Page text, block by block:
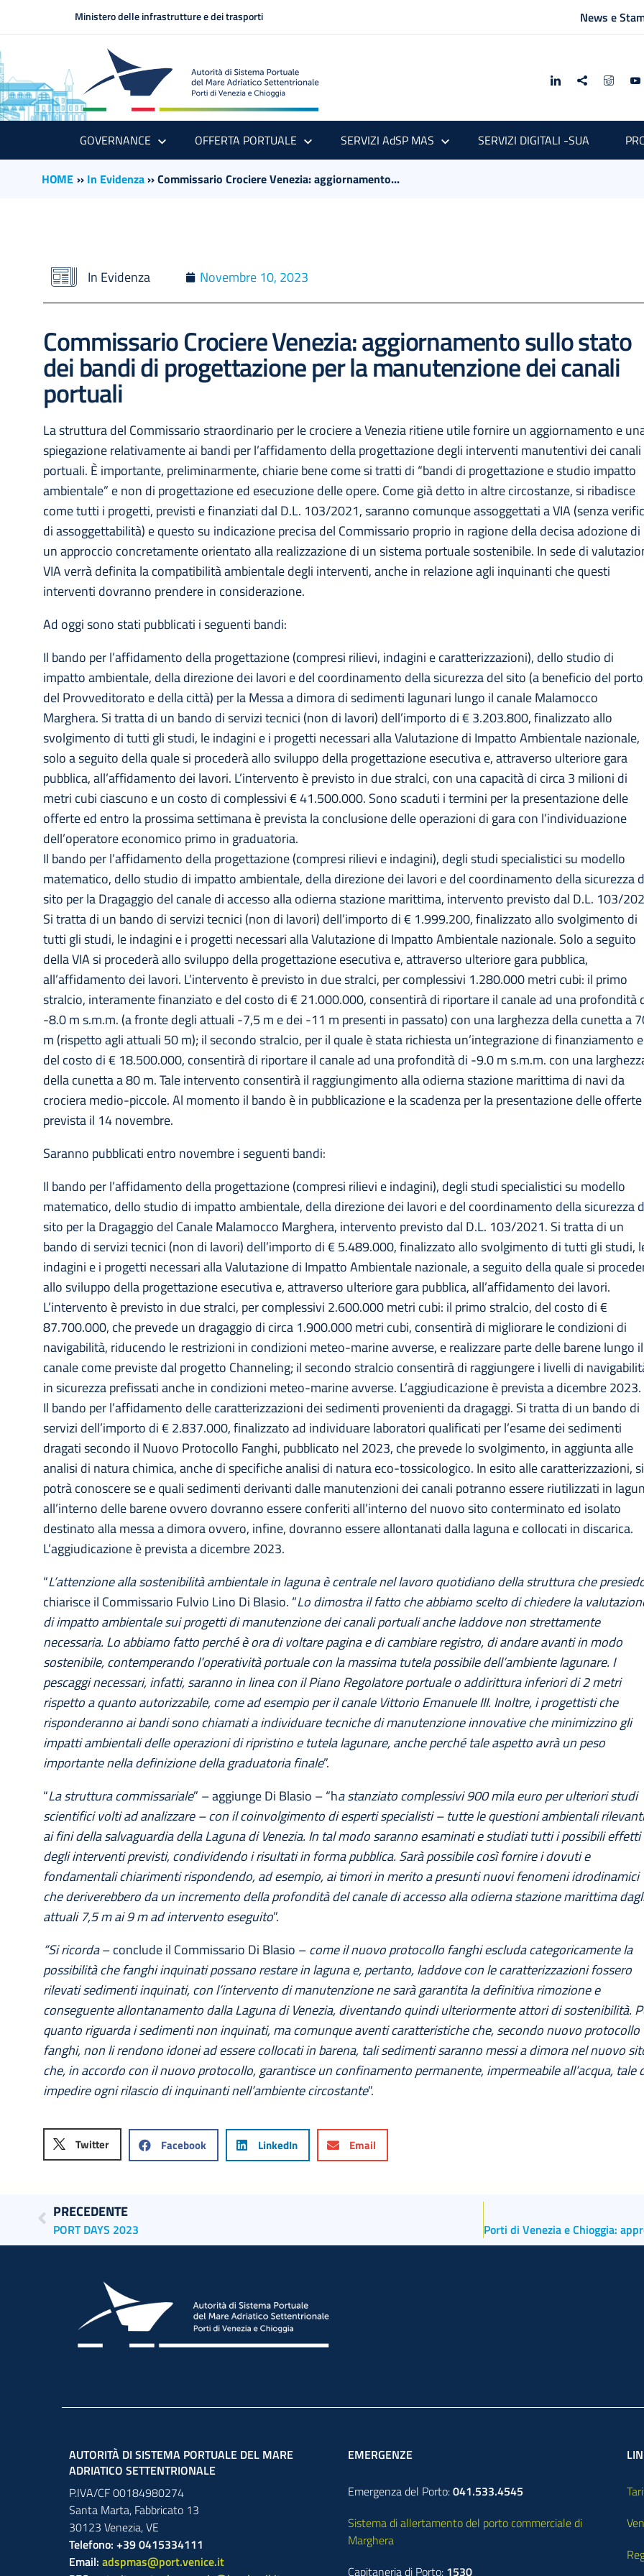
Ministero delle infrastrutture e dei trasporti News e
GOVERNANCE OFFERTA PORTUALE SERVIZI AdSP MAS SERVIZI DIGITALI -SUA
HOME ›› In Evidenza››Commissario Crociere Venezia: aggiornamento...
In Evidenza Novembre 10, 2023
Commissario Crociere Venezia: aggiornamento sullo stato
dei bandi di progettazione per la manutenzione dei canali
portuali
La struttura del Commissario straordinario per le crociere a Venezia ritiene utile fornire un aggiornamento e
spiegazione relativamente ai bandi per l’affidamento della progettazione degli interventi manutentivi dei canali
portuali. È importante, preliminarmente, chiarie bene come si tratti di “bandi di progettazione e studio impatto
ambientale” e non di progettazione ed esecuzione delle opere. Come già detto in altre circostanze, si ribadisce
come tutti i progetti, previsti e finanziati dal D.L. 103/2021, saranno comunque assoggettati a VIA (senza
di assoggettabilità) e questo su indicazione precisa del Commissario proprio in ragione della decisa adozione di
un approccio concretamente orientato alla realizzazione di un sistema portuale sostenibile. In sede di
VIA verrà definita la compatibilità ambientale degli interventi, anche in relazione agli inquinanti che questi
interventi dovranno prendere in considerazione.
Ad oggi sono stati pubblicati i seguenti bandi:
Il bando per l’affidamento della progettazione (compresi rilievi, indagini e caratterizzazioni), dello studio di
impatto ambientale, della direzione dei lavori e del coordinamento della sicurezza del sito (a beneficio del
del Provveditorato e della città) per la Messa a dimora di sedimenti lagunari lungo il canale Malamocco
Marghera. Si tratta di un bando di servizi tecnici (non di lavori) dell’importo di € 3.203.800, finalizzato allo
svolgimento di tutti gli studi, le indagini e i progetti necessari alla Valutazione di Impatto Ambientale nazionale,
solo a seguito della quale si procederà allo sviluppo della progettazione esecutiva e, attraverso ulteriore gara
pubblica, all’affidamento dei lavori. L’intervento è previsto in due stralci, con una capacità di circa 3 milioni di
metri cubi ciascuno e un costo di complessivi € 41.500.000. Sono scaduti i termini per la presentazione delle
offerte ed entro la prossima settimana è prevista la conclusione delle operazioni di gara con l’individuazione
dell’operatore economico primo in graduatoria.
Il bando per l’affidamento della progettazione (compresi rilievi e indagini), degli studi specialistici su modello
matematico, dello studio di impatto ambientale, della direzione dei lavori e del coordinamento della sicurezza
sito per la Dragaggio del canale di accesso alla odierna stazione marittima, intervento previsto dal D.L. 103/
Si tratta di un bando di servizi tecnici (non di lavori) dell’importo di € 1.999.200, finalizzato allo svolgimento di
tutti gli studi, le indagini e i progetti necessari alla Valutazione di Impatto Ambientale nazionale. Solo a seguito
della VIA si procederà allo sviluppo della progettazione esecutiva e, attraverso ulteriore gara pubblica,
all’affidamento dei lavori. L’intervento è previsto in due stralci, per complessivi 1.280.000 metri cubi: il primo
stralcio, interamente finanziato e del costo di € 21.000.000, consentirà di riportare il canale ad una profondità
-8.0 m s.m.m. (a fronte degli attuali -7,5 m e dei -11 m presenti in passato) con una larghezza della cunetta a
m (rispetto agli attuali 50 m); il secondo stralcio, per il quale è stata richiesta un’integrazione di finanziamento e
del costo di € 18.500.000, consentirà di riportare il canale ad una profondità di -9.0 m s.m.m. con una
della cunetta a 80 m. Tale intervento consentirà il raggiungimento alla odierna stazione marittima di navi da
crociera medio-piccole. Al momento il bando è in pubblicazione e la scadenza per la presentazione delle
prevista il 14 novembre.
Saranno pubblicati entro novembre i seguenti bandi:
Il bando per l’affidamento della progettazione (compresi rilievi e indagini), degli studi specialistici su modello
matematico, dello studio di impatto ambientale, della direzione dei lavori e del coordinamento della sicurezza
sito per la Dragaggio del Canale Malamocco Marghera, intervento previsto dal D.L. 103/2021. Si tratta di un
bando di servizi tecnici (non di lavori) dell’importo di € 5.489.000, finalizzato allo svolgimento di tutti gli studi,
indagini e i progetti necessari alla Valutazione di Impatto Ambientale nazionale, a seguito della quale si
allo sviluppo della progettazione esecutiva e, attraverso ulteriore gara pubblica, all’affidamento dei lavori.
L’intervento è previsto in due stralci, per complessivi 2.600.000 metri cubi: il primo stralcio, del costo di €
87.700.000, che prevede un dragaggio di circa 1.900.000 metri cubi, consentirà di migliorare le condizioni di
navigabilità, riducendo le restrizioni in condizioni meteo-marine avverse, e realizzare parte delle barene lungo il
canale come previste dal progetto Channeling; il secondo stralcio consentirà di raggiungere i livelli di
in sicurezza prefissati anche in condizioni meteo-marine avverse. L’aggiudicazione è prevista a dicembre 2023.
Il bando per l’affidamento delle caratterizzazioni dei sedimenti provenienti da dragaggi. Si tratta di un bando di
servizi dell’importo di € 2.837.000, finalizzato ad individuare laboratori qualificati per l’esame dei sedimenti
dragati secondo il Nuovo Protocollo Fanghi, pubblicato nel 2023, che prevede lo svolgimento, in aggiunta alle
analisi di natura chimica, anche di specifiche analisi di natura eco-tossicologico. In esito alle caratterizzazioni, si
potrà conoscere se e quali sedimenti derivanti dalle manutenzioni dei canali potranno essere riutilizzati in
all’interno delle barene ovvero dovranno essere conferiti all’interno del nuovo sito conterminato ed isolato
destinato alla messa a dimora ovvero, infine, dovranno essere allontanati dalla laguna e collocati in discarica.
L’aggiudicazione è prevista a dicembre 2023.
“L’attenzione alla sostenibilità ambientale in laguna è centrale nel lavoro quotidiano della struttura che
chiarisce il Commissario Fulvio Lino Di Blasio. “Lo dimostra il fatto che abbiamo scelto di chiedere la
di impatto ambientale sui progetti di manutenzione dei canali portuali anche laddove non strettamente
necessaria. Lo abbiamo fatto perché è ora di voltare pagina e di cambiare registro, di andare avanti in modo
sostenibile, contemperando l’operatività portuale con la massima tutela possibile dell’ambiente lagunare. I
pescaggi necessari, infatti, saranno in linea con il Piano Regolatore portuale o addirittura inferiori di 2 metri
rispetto a quanto autorizzabile, come ad esempio per il canale Vittorio Emanuele III. Inoltre, i progettisti che
risponderanno ai bandi sono chiamati a individuare tecniche di manutenzione innovative che minimizzino gli
impatti ambientali delle operazioni di ripristino e tutela lagunare, anche perché tale aspetto avrà un peso
importante nella definizione della graduatoria finale”.
“La struttura commissariale” – aggiunge Di Blasio – “ha stanziato complessivi 900 mila euro per ulteriori studi
scientifici volti ad analizzare – con il coinvolgimento di esperti specialisti – tutte le questioni ambientali
ai fini della salvaguardia della Laguna di Venezia. In tal modo saranno esaminati e studiati tutti i possibili effetti
degli interventi previsti, condividendo i risultati in forma pubblica. Sarà possibile così fornire i dovuti e
fondamentali chiarimenti rispondendo, ad esempio, ai timori in merito a presunti nuovi fenomeni idrodinamici
che deriverebbero da un incremento della profondità del canale di accesso alla odierna stazione marittima
attuali 7,5 m ai 9 m ad intervento eseguito”.
“Si ricorda– conclude il Commissario Di Blasio –come il nuovo protocollo fanghi escluda categoricamente la
possibilità che fanghi inquinati possano restare in laguna e, pertanto, laddove con le caratterizzazioni fossero
rilevati sedimenti inquinati, con l’intervento di manutenzione ne sarà garantita la definitiva rimozione e
conseguente allontanamento dalla Laguna di Venezia, diventando quindi ulteriormente attori di sostenibilità.
quanto riguarda i sedimenti non inquinati, ma comunque aventi caratteristiche che, secondo nuovo protocollo
fanghi, non li rendono idonei ad essere collocati in barena, tali sedimenti saranno messi a dimora nel nuovo
che, in accordo con il nuovo protocollo, garantisce un confinamento permanente, impermeabile all’acqua, tale
impedire ogni rilascio di inquinanti nell’ambiente circostante”.
Twitter Facebook LinkedIn Email
PRECEDENTE
PORT DAYS 2023
AUTORITÀ DI SISTEMA PORTUALE DEL MARE
ADRIATICO SETTENTRIONALE
P.IVA/CF 00184980274
Santa Marta, Fabbricato 13
30123 Venezia,VE
Telefono: +39 0415334111
Email: adspmas@port.venice.it
EMERGENZE
Emergenza del Porto:041.533.4545
Sistema di allertamento del porto commerciale di
Marghera
Capitaneria di Porto: 1530